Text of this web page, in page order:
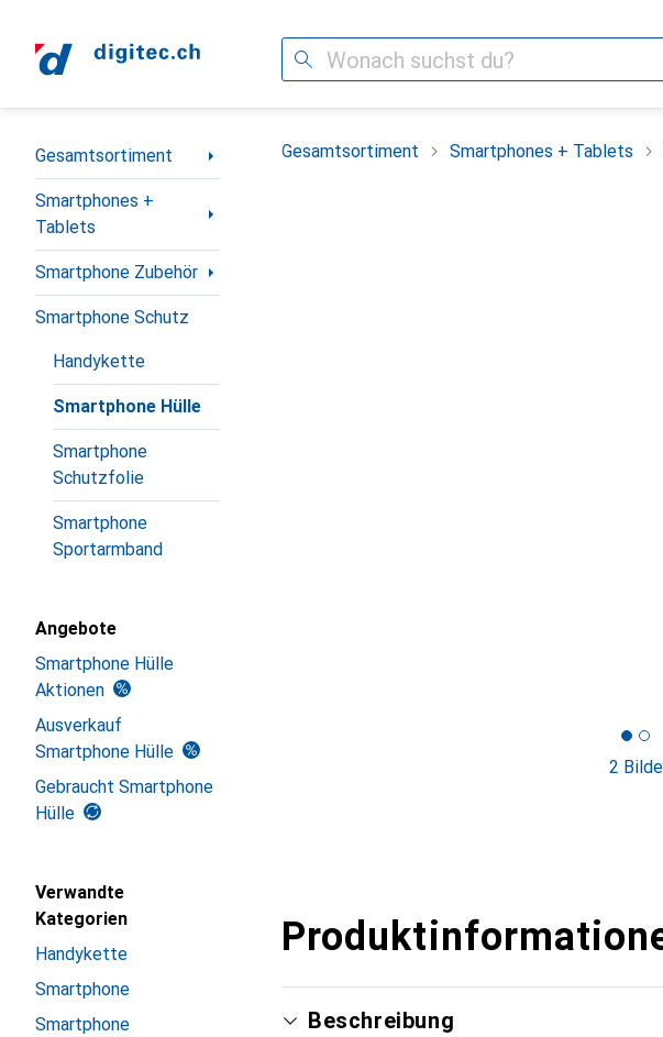
Suche
Navigation nach Kategorien
Gesamtsortiment
Smartphones +
Tablets
Smartphone Zubehör
Smartphone Schutz
Handykette
Smartphone Hülle
Smartphone
Schutzfolie
Smartphone
Sportarmband
Angebote
Smartphone Hülle
Aktionen
Ausverkauf
Smartphone Hülle
Gebraucht Smartphone
Hülle
Verwandte
Kategorien
Handykette
Smartphone
Smartphone
Gesamtsortiment Smartphones + Tablets
2
Beschreibung